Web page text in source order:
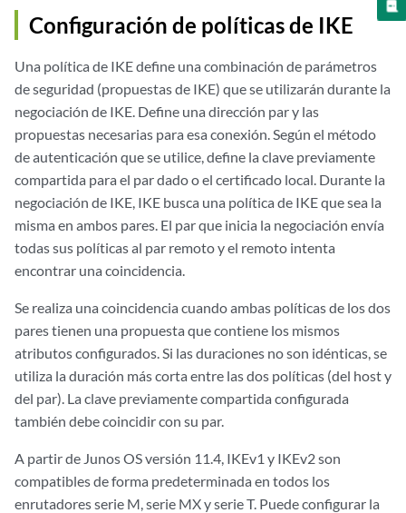
Configuración de políticas de IKE
Una política de IKE define una combinación de parámetros
de seguridad (propuestas de IKE) que se utilizarán durante la
negociación de IKE. Define una dirección par y las
propuestas necesarias para esa conexión. Según el método
de autenticación que se utilice, define la clave previamente
compartida para el par dado o el certificado local. Durante la
negociación de IKE, IKE busca una política de IKE que sea la
misma en ambos pares. El par que inicia la negociación envía
todas sus políticas al par remoto y el remoto intenta
encontrar una coincidencia.
Se realiza una coincidencia cuando ambas políticas de los dos
pares tienen una propuesta que contiene los mismos
atributos configurados. Si las duraciones no son idénticas, se
utiliza la duración más corta entre las dos políticas (del host y
del par). La clave previamente compartida configurada
también debe coincidir con su par.
A partir de Junos OS versión 11.4, IKEv1 y IKEv2 son
compatibles de forma predeterminada en todos los
enrutadores serie M, serie MX y serie T. Puede configurar la